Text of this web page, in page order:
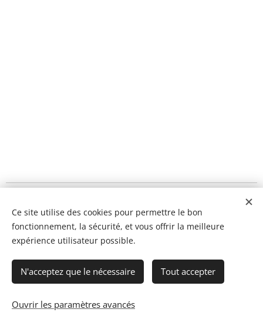
© 2023 Les recettes d'Henri-Luc. Tous droits réservés.
Ce site utilise des cookies pour permettre le bon
fonctionnement, la sécurité, et vous offrir la meilleure
expérience utilisateur possible.
N'acceptez que le nécessaire Tout accepter
Ouvrir les paramètres avancés